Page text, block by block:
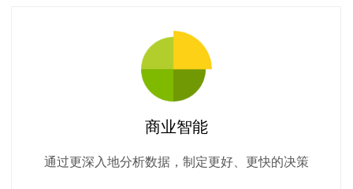
商业智能
通过更深入地分析数据，制定更好、更快的决策